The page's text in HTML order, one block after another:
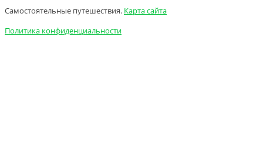
Самостоятельные путешествия. Карта сайта
Политика конфиденциальности